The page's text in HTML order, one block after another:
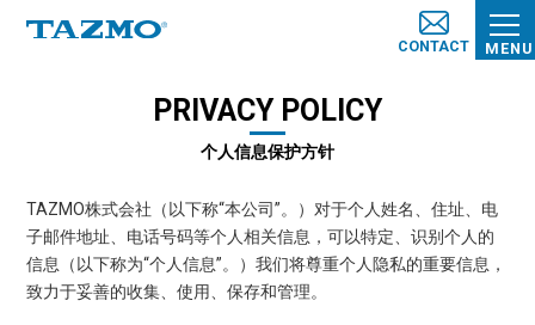
MENU
CONTACT
PRIVACY POLICY
个人信息保护方针
TAZMO株式会社（以下称“本公司”。）对于个人姓名、住址、电
子邮件地址、电话号码等个人相关信息，可以特定、识别个人的
信息（以下称为“个人信息”。）我们将尊重个人隐私的重要信息，
致力于妥善的收集、使用、保存和管理。